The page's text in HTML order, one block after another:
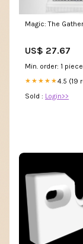
Magic: The
US$ 27.67
Min. order: 1 piece
★★★★★4.5 (19
Sold : Login>>